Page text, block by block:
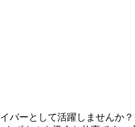
バーとして活躍しませんか